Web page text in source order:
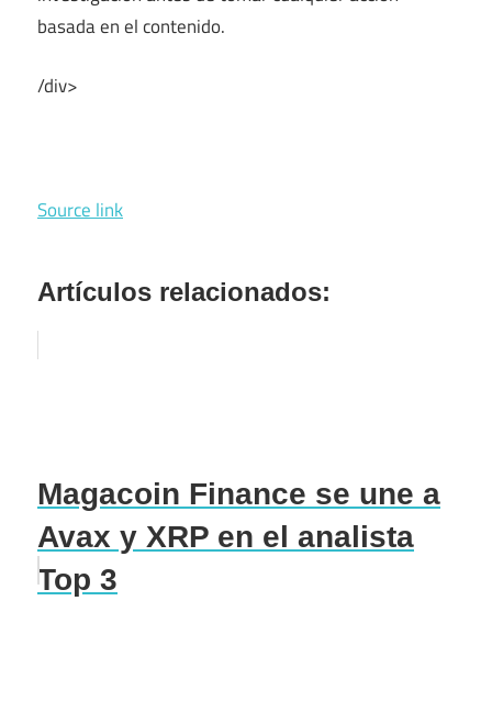
basada en el contenido.
/div>
Source link
Artículos relacionados:
Magacoin Finance se une a
Avax y XRP en el analista
Top 3